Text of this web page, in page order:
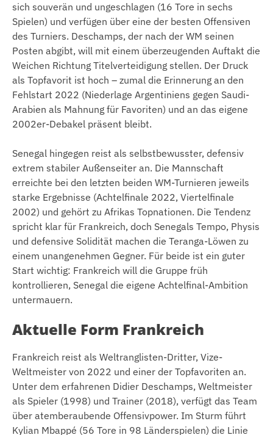
sich souverän und ungeschlagen (16 Tore in sechs
Spielen) und verfügen über eine der besten Offensiven
des Turniers. Deschamps, der nach der WM seinen
Posten abgibt, will mit einem überzeugenden Auftakt die
Weichen Richtung Titelverteidigung stellen. Der Druck
als Topfavorit ist hoch – zumal die Erinnerung an den
Fehlstart 2022 (Niederlage Argentiniens gegen Saudi-
Arabien als Mahnung für Favoriten) und an das eigene
2002er-Debakel präsent bleibt.
Senegal hingegen reist als selbstbewusster, defensiv
extrem stabiler Außenseiter an. Die Mannschaft
erreichte bei den letzten beiden WM-Turnieren jeweils
starke Ergebnisse (Achtelfinale 2022, Viertelfinale
2002) und gehört zu Afrikas Topnationen. Die Tendenz
spricht klar für Frankreich, doch Senegals Tempo, Physis
und defensive Solidität machen die Teranga-Löwen zu
einem unangenehmen Gegner. Für beide ist ein guter
Start wichtig: Frankreich will die Gruppe früh
kontrollieren, Senegal die eigene Achtelfinal-Ambition
untermauern.
Aktuelle Form Frankreich
Frankreich reist als Weltranglisten-Dritter, Vize-
Weltmeister von 2022 und einer der Topfavoriten an.
Unter dem erfahrenen Didier Deschamps, Weltmeister
als Spieler (1998) und Trainer (2018), verfügt das Team
über atemberaubende Offensivpower. Im Sturm führt
Kylian Mbappé (56 Tore in 98 Länderspielen) die Linie